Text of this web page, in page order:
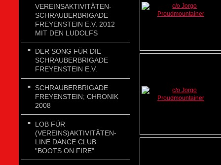
VEREINSAKTIVITÄTEN-
SCHRAUBERBRIGADE
FREYENSTEIN E.V. 2012
MIT DEN LUDOLFS
DER SONG FÜR DIE
SCHRAUBERBRIGADE
FREYENSTEIN E.V.
SCHRAUBERBRIGADE
FREYENSTEIN; CHRONIK
2008
LOB FÜR
(VEREINS)AKTIVITÄTEN-
LINE DANCE CLUB
"BOOTS ON FIRE"